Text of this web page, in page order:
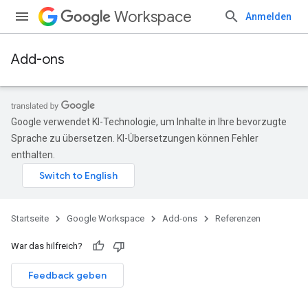
Workspace Anmelden
Add-ons
Google verwendet KI-Technologie, um Inhalte in Ihre bevorzugte
Sprache zu übersetzen. KI-Übersetzungen können Fehler
enthalten.
Startseite Google Workspace Add-ons Referenzen
War das hilfreich?
Feedback geben